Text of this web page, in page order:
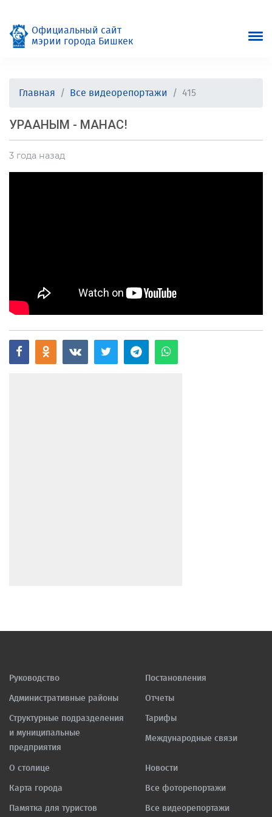
Официальный сайт
мэрии города Бишкек
Главная Все видеорепортажи 415
УРААНЫМ - МАНАС!
3 года назад
Руководство
Административные районы
Структурные подразделения
и муниципальные
предприятия
Постановления
Отчеты
Тарифы
Международные связи
О столице
Карта города
Памятка для туристов
Новости
Все фоторепортажи
Все видеорепортажи